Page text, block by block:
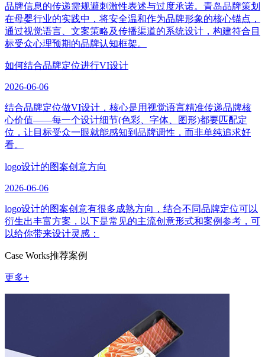
品牌信息的传递需规避刺激性表述与过度承诺。青岛品牌策划
在母婴行业的实践中，将安全温和作为品牌形象的核心锚点，
通过视觉语言、文案策略及传播渠道的系统设计，构建符合目
标受众心理预期的品牌认知框架。
如何结合品牌定位进行VI设计
2026-06-06
结合品牌定位做VI设计，核心是用视觉语言精准传递品牌核
心价值——每一个设计细节(色彩、字体、图形)都要匹配定
位，让目标受众一眼就能感知到品牌调性，而非单纯追求好
看。
logo设计的图案创意方向
2026-06-06
logo设计的图案创意有很多成熟方向，结合不同品牌定位可以
衍生出丰富方案，以下是常见的主流创意形式和案例参考，可
以给你带来设计灵感：
Case Works推荐案例
更多+